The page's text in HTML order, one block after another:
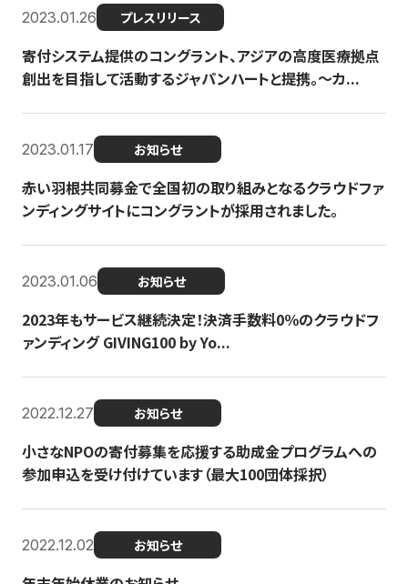
2023.01.26 プレスリリース
寄付システム提供のコングラント、アジアの高度医療拠点
創出を目指して活動するジャパンハートと提携。〜カ...
2023.01.17 お知らせ
赤い羽根共同募金で全国初の取り組みとなるクラウドファ
ンディングサイトにコングラントが採用されました。
2023.01.06 お知らせ
2023年もサービス継続決定！決済手数料0％のクラウドフ
ァンディング GIVING100 by Yo...
2022.12.27 お知らせ
小さなNPOの寄付募集を応援する助成金プログラムへの
参加申込を受け付けています（最大100団体採択）
2022.12.02 お知らせ